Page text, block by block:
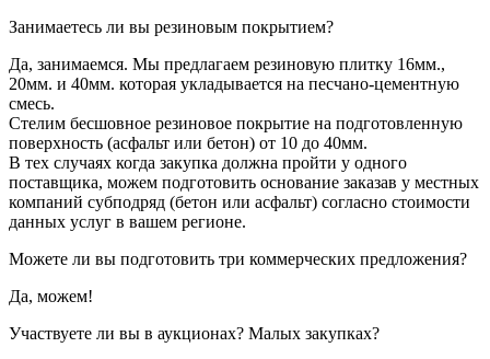
Занимаетесь ли вы резиновым покрытием?
Да, занимаемся. Мы предлагаем резиновую плитку 16мм.,
20мм. и 40мм. которая укладывается на песчано-цементную
смесь.
Стелим бесшовное резиновое покрытие на подготовленную
поверхность (асфальт или бетон) от 10 до 40мм.
В тех случаях когда закупка должна пройти у одного
поставщика, можем подготовить основание заказав у местных
компаний субподряд (бетон или асфальт) согласно стоимости
данных услуг в вашем регионе.
Можете ли вы подготовить три коммерческих предложения?
Да, можем!
Участвуете ли вы в аукционах? Малых закупках?